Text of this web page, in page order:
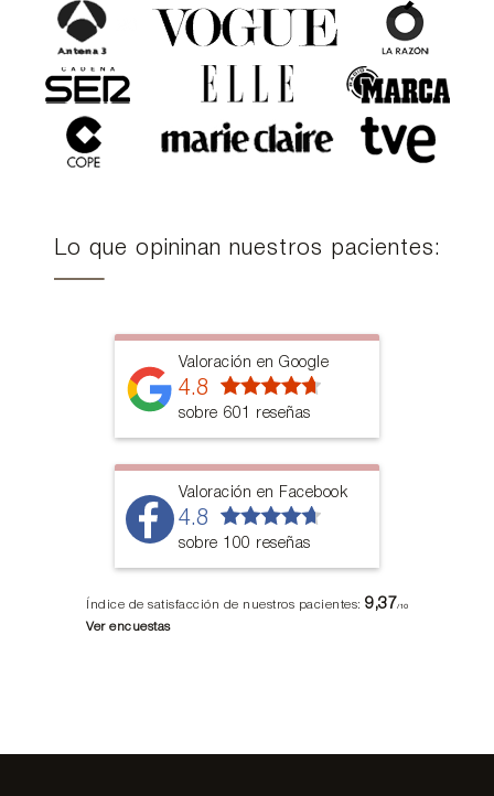
Lo que opininan nuestros pacientes:
Valoración en Google
4.8
sobre 601 reseñas
Valoración en Facebook
4.8
sobre 100 reseñas
Índice de satisfacción de nuestros pacientes:9,37/10
Ver encuestas